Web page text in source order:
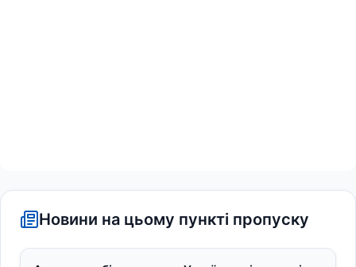
Новини на цьому пункті пропуску